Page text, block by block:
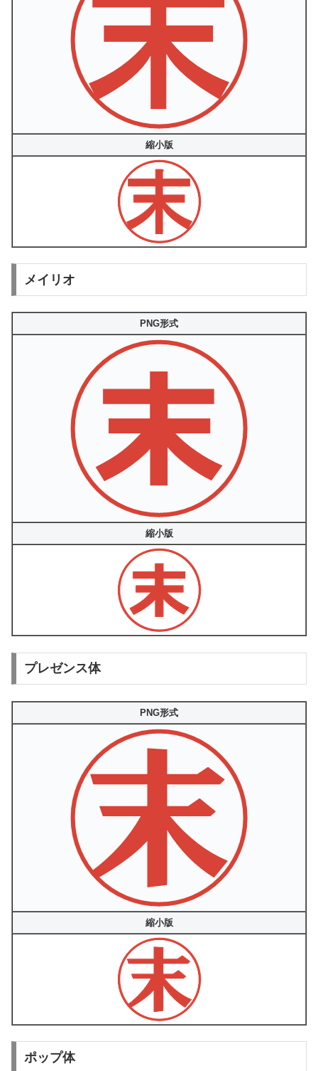
縮小版
メイリオ
PNG形式
縮小版
プレゼンス体
PNG形式
縮小版
ポップ体